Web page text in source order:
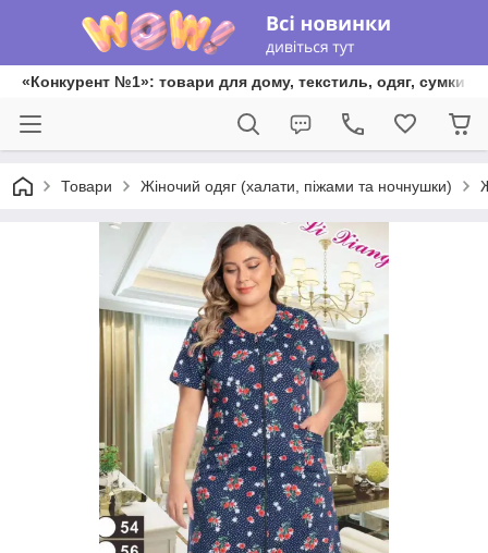
«Конкурент №1»: товари для дому, текстиль, одяг, сумки
Товари Жіночий одяг (халати, піжами та ночнушки)